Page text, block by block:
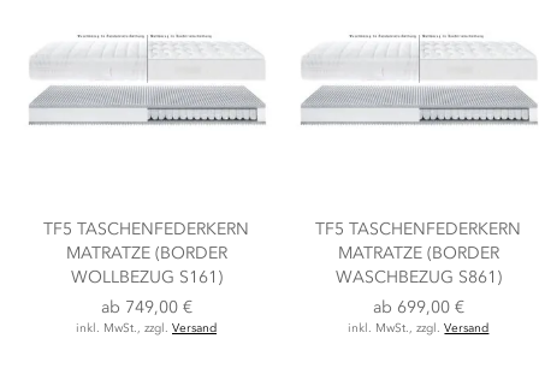
TF5 TASCHENFEDERKERN
MATRATZE (BORDER
WOLLBEZUG S161)
ab 749,00 €
inkl. MwSt., zzgl. Versand
TF5 TASCHENFEDERKERN
MATRATZE (BORDER
WASCHBEZUG S861)
ab 699,00 €
inkl. MwSt., zzgl.Versand